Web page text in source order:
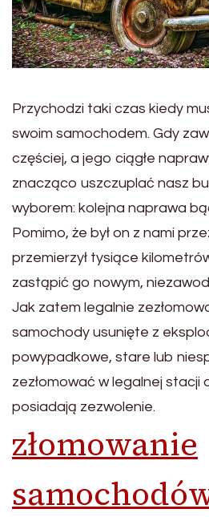
Przychodzi taki czas kiedy
swoim samochodem. Gdy
częściej, a jego ciągłe
znacząco uszczuplać nasz
wyborem: kolejna naprawa
Pomimo, że był on z nami
przemierzył tysiące
zastąpić go nowym,
Jak zatem legalnie
samochody usunięte z
powypadkowe, stare lub
zezłomować w legalnej stacji
posiadają zezwolenie.
złomowanie